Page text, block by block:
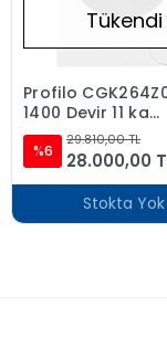
Tükendi
Profilo
1400 Devir 11 kg
Çamaşır Makinesi
%6
29.810,00 TL
28.000,00
Stokta Yok